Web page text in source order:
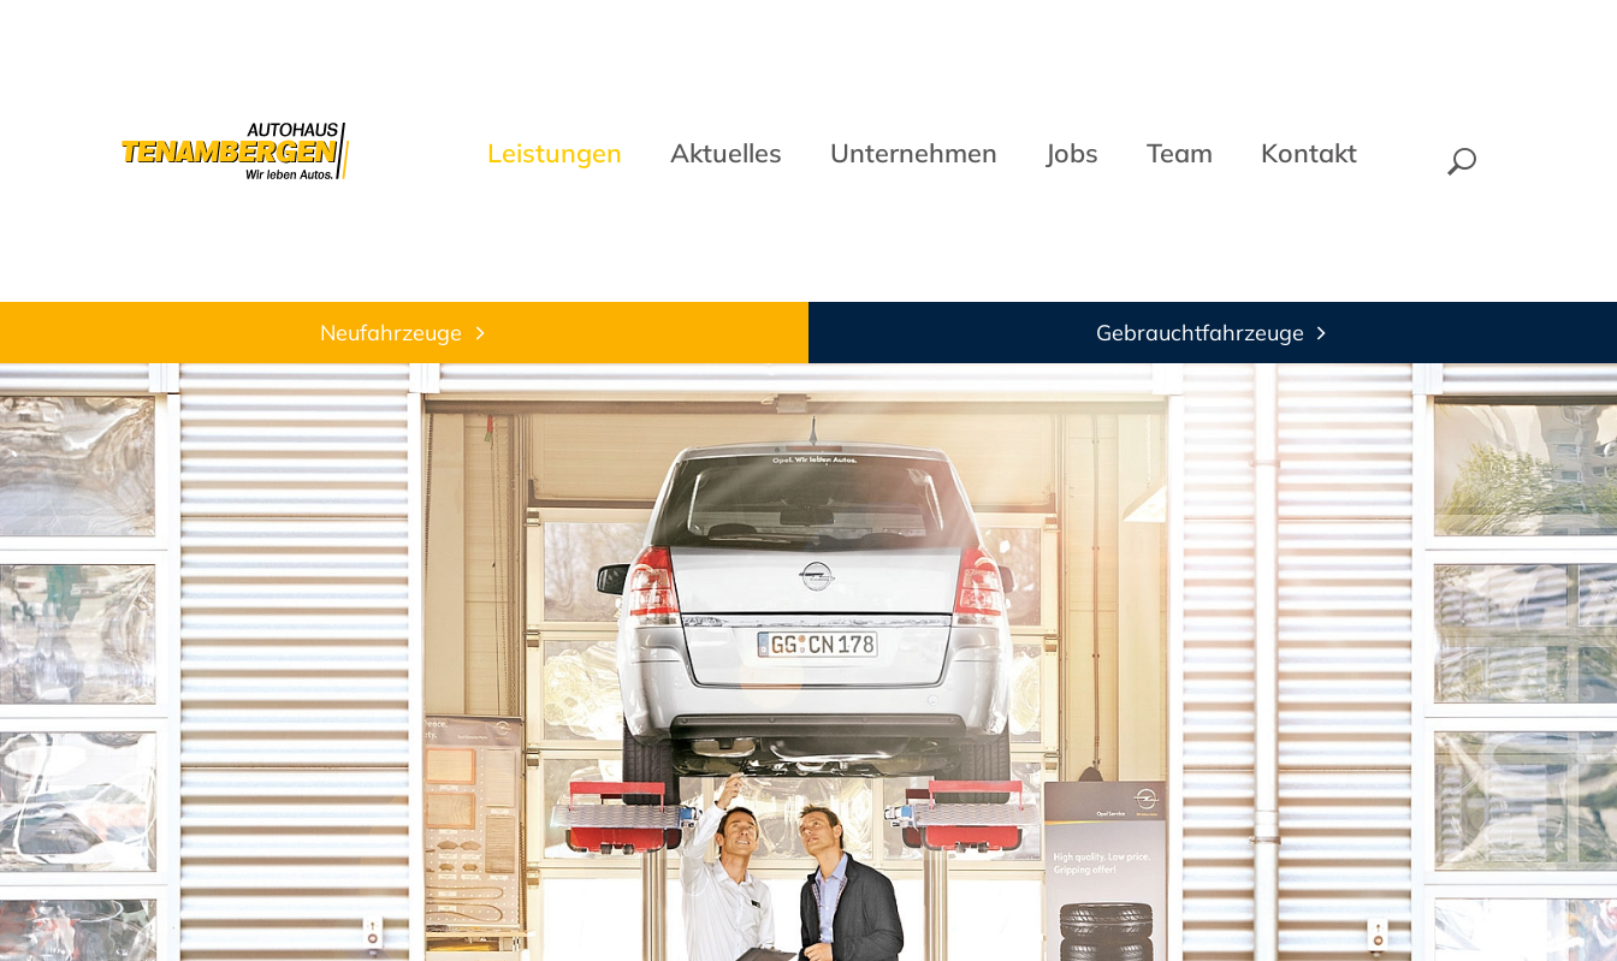
Leistungen Aktuelles Unternehmen Jobs Team Kontakt
Neufahrzeuge Gebrauchtfahrzeuge